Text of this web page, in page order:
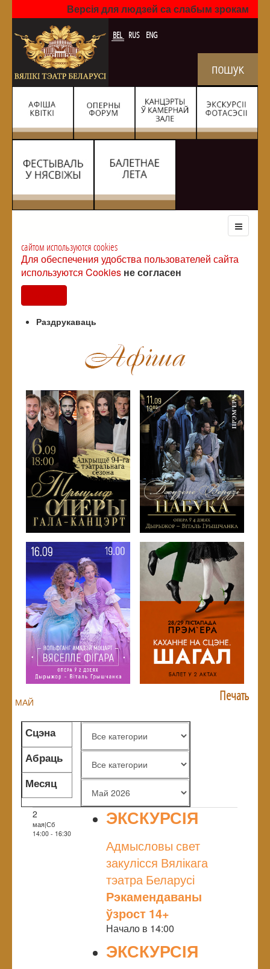
Версія для людзей са слабым зрокам
BEL RUS ENG
сайтом используются cookies
Для обеспечения удобства пользователей сайта
используются Cookies не согласен
Раздрукаваць
МАЙ
Сцэна
Абраць
жанр
Месяц
Печать
2
мая|Сб
14:00 - 16:30
ЭКСКУРСІЯ
Адмысловы свет
закулісся Вялікага
тэатра Беларусі
Рэкамендаваны
ўзрост 14+
Начало в 14:00
ЭКСКУРСІЯ